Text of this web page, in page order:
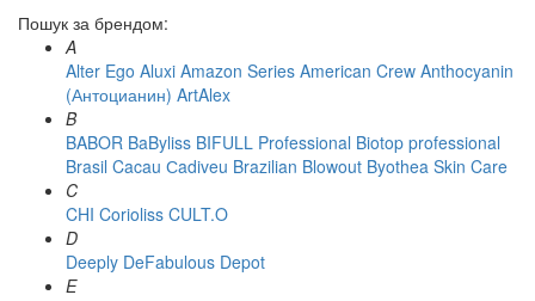
Пошук за брендом:
A
Alter Ego Aluxi Amazon Series American Crew Anthocyanin
(Антоцианин) ArtAlex
B
BABOR BaByliss BIFULL Professional Biotop professional
Brasil Cacau Сadiveu Brazilian Blowout Byothea Skin Care
C
CHI Corioliss CULT.O
D
Deeply DeFabulous Depot
E